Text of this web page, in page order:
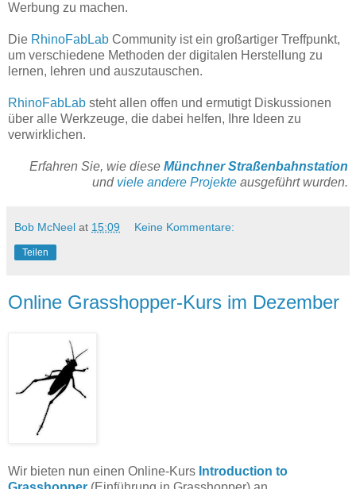
Werbung zu machen.
Die RhinoFabLab Community ist ein großartiger Treffpunkt,
um verschiedene Methoden der digitalen Herstellung zu
lernen, lehren und auszutauschen.
RhinoFabLab steht allen offen und ermutigt Diskussionen
über alle Werkzeuge, die dabei helfen, Ihre Ideen zu
verwirklichen.
Erfahren Sie, wie diese Münchner Straßenbahnstation
und viele andere Projekte ausgeführt wurden.
Bob McNeel at 15:09 Keine Kommentare:
Teilen
Online Grasshopper-Kurs im Dezember
Wir bieten nun einen Online-Kurs Introduction to